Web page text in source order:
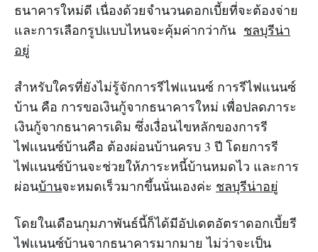
ธนาคารใหม่ดี เนื่องด้วยจำนวนดอกเบี้ยที่จะต้องจ่าย
และการเลือกรูปแบบไหนจะคุ้มค่ากว่ากัน ชลบุรีน่า
อยู่
สำหรับใครที่ยังไม่รู้จักการรีไฟแนนซ์ การรีไฟแนนซ์
บ้าน คือ การขอเงินกู้จากธนาคารใหม่ เพื่อปลดภาระ
เงินกู้จากธนาคารเดิม ซึ่งเงื่อนไขหลักของการรี
ไฟเเนนซ์บ้านคือ ต้องผ่อนบ้านครบ 3 ปี โดยการรี
ไฟเเนนซ์บ้านจะช่วยให้ภาระหนี้บ้านหมดไว และการ
ผ่อนบ้านจะหมดเร็วมากขึ้นนั่นเองค่ะ ชลบุรีน่าอยู่
โดยในเดือนกุมภาพันธ์นี้ก็ได้มีอัปเดตอัตราดอกเบี้ยรี
ไฟเเนนซ์บ้านจากธนาคารมากมาย ไม่ว่าจะเป็น